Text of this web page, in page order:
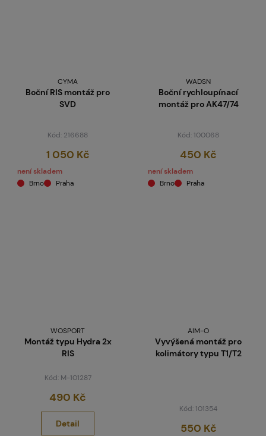
CYMA
Boční RIS montáž pro
SVD
Kód: 216688
1 050 Kč
není skladem
Brno
Praha
WADSN
Boční rychloupínací
montáž pro AK47/74
Kód: 100068
450 Kč
není skladem
Brno
Praha
WOSPORT
Montáž typu Hydra 2x
RIS
Kód: M-101287
490 Kč
Detail
AIM-O
Vyvýšená montáž pro
kolimátory typu T1/T2
Kód: 101354
550 Kč